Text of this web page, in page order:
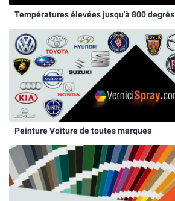
Températures élevées jusqu'à 800 degrés
Peinture Voiture de toutes marques